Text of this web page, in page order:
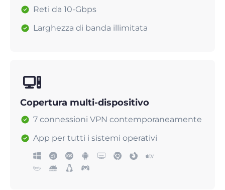
Reti da 10-Gbps
Larghezza di banda illimitata
Copertura multi-dispositivo
7 connessioni VPN contemporaneamente
App per tutti i sistemi operativi